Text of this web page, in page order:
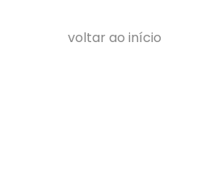
voltar ao início